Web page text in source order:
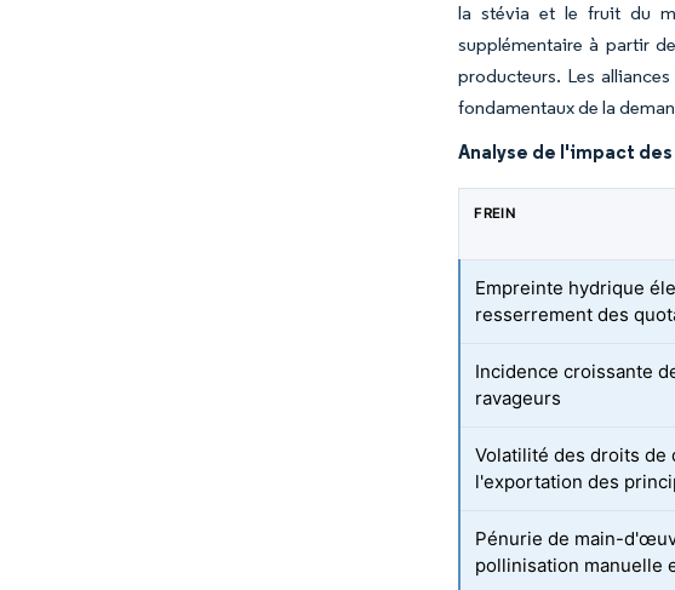
la stévia et le fruit du
supplémentaire à partir
producteurs. Les
fondamentaux de la
Analyse de l'impact
FREIN
Empreinte hydrique
resserrement des
Incidence croissante
ravageurs
Volatilité des droits de
l'exportation des
Pénurie de main-
pollinisation manuelle